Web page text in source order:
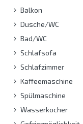
Balkon
Dusche/WC
Bad/WC
Schlafsofa
Schlafzimmer
Kaffeemaschine
Spülmaschine
Wasserkocher